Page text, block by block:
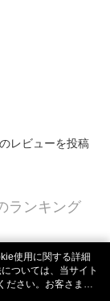
レビューを投稿
ランキング
使用に関する詳細
ついては、当サイト
ださい。お客さま
用規約のCookieポリ